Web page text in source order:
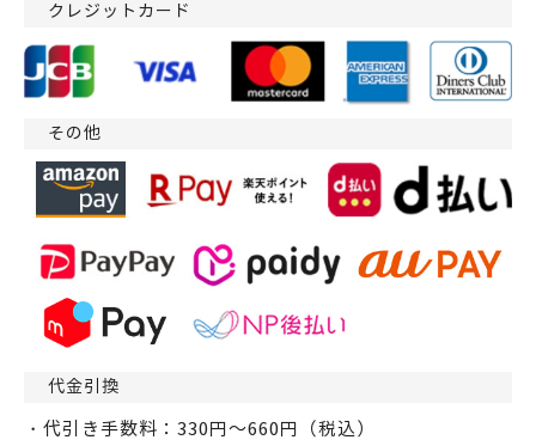
クレジットカード
その他
代金引換
・代引き手数料：330円～660円（税込）